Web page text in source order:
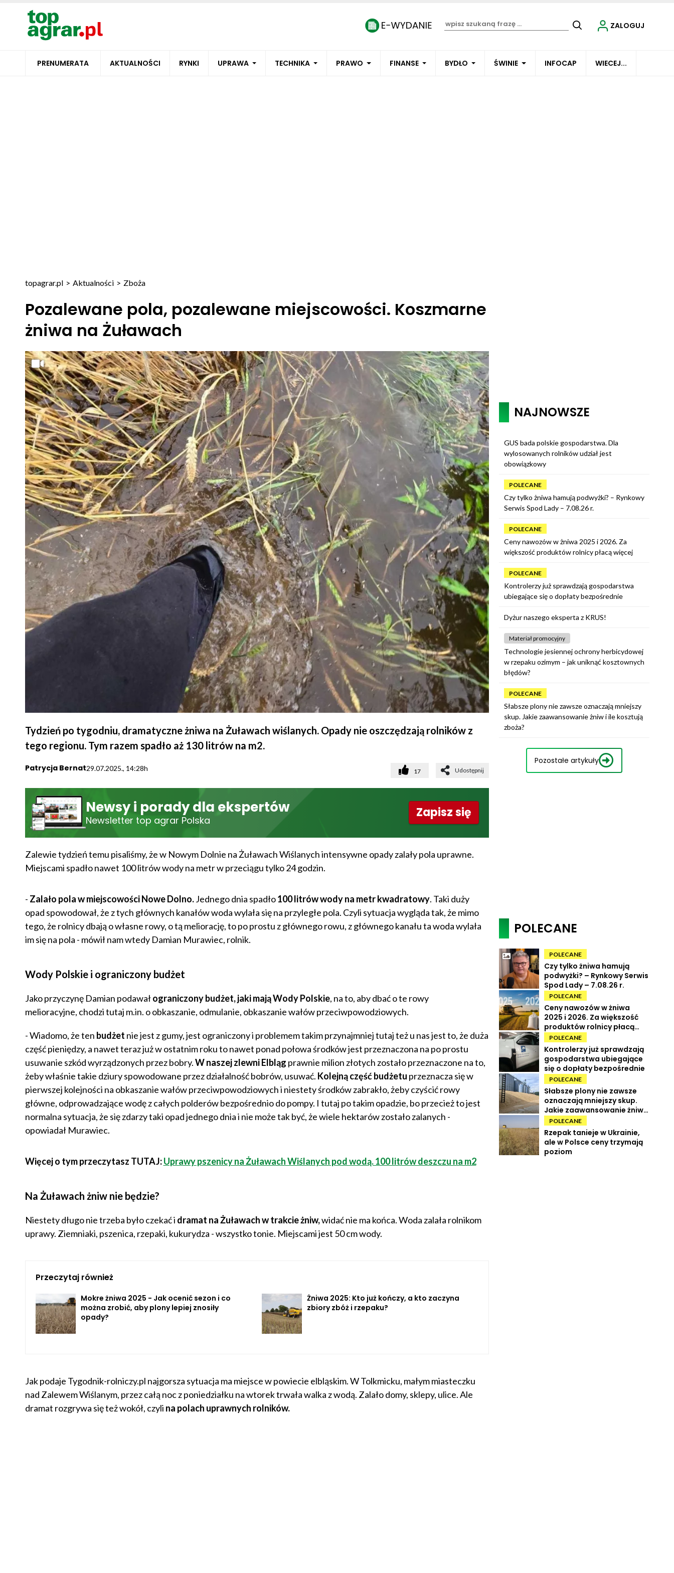
PRENUMERATA AKTUALNOŚCI RYNKI UPRAWA TECHNIKA PRAWO FINANSE BYDŁO ŚWINIE INFOCAP WIECEJ...
ZALOGUJ
topagrar.pl > Aktualności > Zboża
Pozalewane pola, pozalewane miejscowości. Koszmarne
żniwa na Żuławach
Tydzień po tygodniu, dramatyczne żniwa na Żuławach wiślanych. Opady nie oszczędzają rolników z
tego regionu. Tym razem spadło aż 130 litrów na m2.
Patrycja Bernat29.07.2025., 14:28h 17 Udostępnij
Newsy i porady dla ekspertów
Newsletter top agrar Polska
Zapisz się
Zalewie tydzień temu pisaliśmy, że w Nowym Dolnie na Żuławach Wiślanych intensywne opady zalały pola uprawne.
Miejscami spadło nawet 100 litrów wody na metr w przeciągu tylko 24 godzin.
- Zalało pola w miejscowości Nowe Dolno.Jednego dnia spadło100 litrów wody na metr kwadratowy. Taki duży
opad spowodował, że z tych głównych kanałów woda wylała się na przyległe pola. Czyli sytuacja wygląda tak, że mimo
tego, że rolnicy dbają o własne rowy, o tą meliorację, to po prostu z głównego rowu, z głównego kanału ta woda wylała
im się na pola - mówił nam wtedy Damian Murawiec, rolnik.
Wody Polskie i ograniczony budżet
Jako przyczynę Damian podawałograniczony budżet, jaki mają Wody Polskie, na to, aby dbać o te rowy
melioracyjne, chodzi tutaj m.in. o obkaszanie, odmulanie, obkaszanie wałów przeciwpowodziowych.
- Wiadomo, że ten budżet nie jest z gumy, jest ograniczony i problemem takim przynajmniej tutaj też u nas jest to, że duża
część pieniędzy, a nawet teraz już w ostatnim roku to nawet ponad połowa środków jest przeznaczona na po prostu
usuwanie szkód wyrządzonych przez bobry.W naszej zlewni Elbląg prawnie milion złotych zostało przeznaczone na to,
żeby właśnie takie dziury spowodowane przez działalność bobrów, usuwać. Kolejną część budżetu przeznacza się w
pierwszej kolejności na obkaszanie wałów przeciwpowodziowych i niestety środków zabrakło, żeby czyścić rowy
główne, odprowadzające wodę z całych polderów bezpośrednio do pompy. I tutaj po takim opadzie, bo przecież to jest
normalna sytuacja, że się zdarzy taki opad jednego dnia i nie może tak być, że wiele hektarów zostało zalanych -
opowiadał Murawiec.
Więcej o tym przeczytasz TUTAJ:Uprawy pszenicy na Żuławach Wiślanych pod wodą. 100 litrów deszczu na m2
Na Żuławach żniw nie będzie?
Niestety długo nie trzeba było czekać i dramat na Żuławach w trakcie żniw,widać nie ma końca. Woda zalała rolnikom
uprawy. Ziemniaki, pszenica, rzepaki, kukurydza - wszystko tonie. Miejscami jest 50 cm wody.
Przeczytaj również
Mokre żniwa 2025 - Jak ocenić sezon i co
można zrobić, aby plony lepiej znosiły
opady?
Żniwa 2025: Kto już kończy, a kto zaczyna
zbiory zbóż i rzepaku?
Jak podaje Tygodnik-rolniczy.pl najgorsza sytuacja ma miejsce w powiecie elbląskim. W Tolkmicku, małym miasteczku
nad Zalewem Wiślanym, przez całą noc z poniedziałku na wtorek trwała walka z wodą. Zalało domy, sklepy, ulice. Ale
dramat rozgrywa się też wokół, czyli na polach uprawnych rolników.
NAJNOWSZE
GUS bada polskie gospodarstwa. Dla
wylosowanych rolników udział jest
obowiązkowy
POLECANE
Czy tylko żniwa hamują podwyżki? – Rynkowy
Serwis Spod Lady – 7.08.26 r.
POLECANE
Ceny nawozów w żniwa 2025 i 2026. Za
większość produktów rolnicy płacą więcej
POLECANE
Kontrolerzy już sprawdzają gospodarstwa
ubiegające się o dopłaty bezpośrednie
Dyżur naszego eksperta z KRUS!
Materiał promocyjny
Technologie jesiennej ochrony herbicydowej
w rzepaku ozimym – jak uniknąć kosztownych
błędów?
POLECANE
Słabsze plony nie zawsze oznaczają mniejszy
skup. Jakie zaawansowanie żniw i ile kosztują
zboża?
Pozostałe artykuły
POLECANE
POLECANE
Czy tylko żniwa hamują
podwyżki? – Rynkowy Serwis
Spod Lady – 7.08.26 r.
POLECANE
Ceny nawozów w żniwa
2025 i 2026. Za większość
produktów rolnicy płacą
więcej
POLECANE
Kontrolerzy już sprawdzają
gospodarstwa ubiegające
się o dopłaty bezpośrednie
POLECANE
Słabsze plony nie zawsze
oznaczają mniejszy skup.
Jakie zaawansowanie żniw i
ile kosztują zboża?
POLECANE
Rzepak tanieje w Ukrainie,
ale w Polsce ceny trzymają
poziom